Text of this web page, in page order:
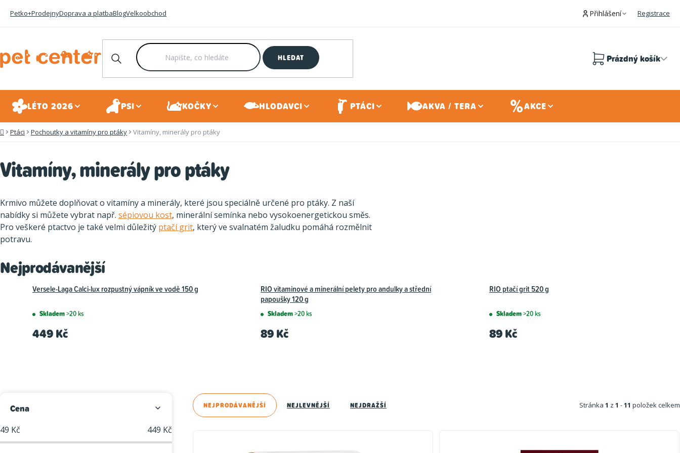
Petko+ProdejnyDoprava a platbaBlogVelkoobchod Přihlášení Registrace
HLEDAT Prázdný košík
LÉTO 2026 PSI KOČKY HLODAVCI PTÁCI AKVA / TERA AKCE
DomůPtáci Pochoutky a vitamíny pro ptáky Vitamíny, minerály pro ptáky
Vitamíny, minerály pro ptáky
Krmivo můžete doplňovat o vitamíny a minerály, které jsou speciálně určené pro ptáky. Z naší
nabídky si můžete vybrat např. sépiovou kost, minerální semínka nebo vysokoenergetickou směs.
Pro veškeré ptactvo je také velmi důležitý ptačí grit, který ve svalnatém žaludku pomáhá rozmělnit
potravu.
Nejprodávanější
Versele-Laga Calci-lux rozpustný vápník ve vodě 150 g
Skladem>20 ks
449 Kč
RIO vitaminové a minerální pelety pro andulky a střední
papoušky 120 g
Skladem>20 ks
89 Kč
RIO ptačí grit 520 g
Skladem>20 ks
89 Kč
o
s
Cena
49 Kč 449 Kč
Stránka 1 z 1 -11 položek celkem
Ř
a
NEJPRODÁVANĚJŠÍ NEJLEVNĚJŠÍ NEJDRAŽŠÍ